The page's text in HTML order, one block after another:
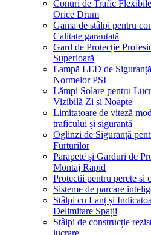
Conuri de Trafic
Orice Drum
Gama de stâlpi pentru
Calitate garantată
Gard de Protecție
Superioară
Lampă LED de
Normelor PSI
Lămpi Solare pentru
Vizibilă Zi și Noapte
Limitatoare de viteză
traficului și siguranță
Oglinzi de Siguranță
Furturilor
Parapete și Garduri de
Montaj Rapid
Protectii pentru perete si
Sisteme de parcare
Stâlpi cu Lanț și
Delimitare Spații
Stâlpi de construcție
lucrare